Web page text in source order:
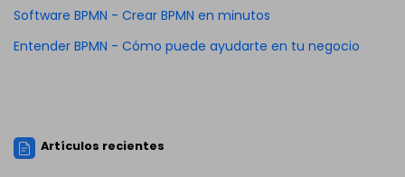
Software BPMN - Crear BPMN en minutos
Entender BPMN - Cómo puede ayudarte en tu negocio
Artículos recientes